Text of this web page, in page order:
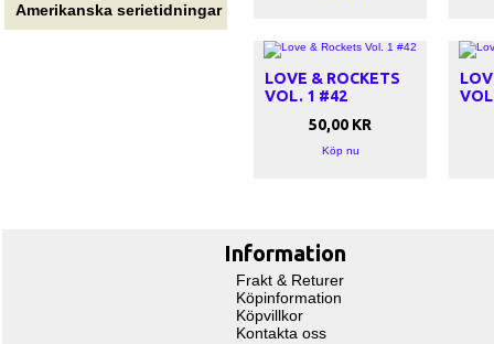
Amerikanska serietidningar
LOVE & ROCKETS
VOL. 1 #42
50,00 KR
Köp nu
Information
Frakt & Returer
Köpinformation
Köpvillkor
Kontakta oss